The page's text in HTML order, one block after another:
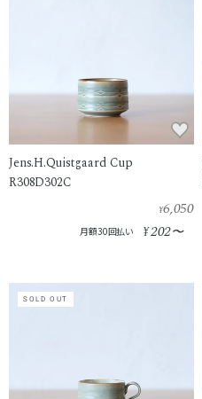
Jens.H.Quistgaard Cup
R308D302C
¥6,050
月額30回払い ¥202〜
SOLD OUT